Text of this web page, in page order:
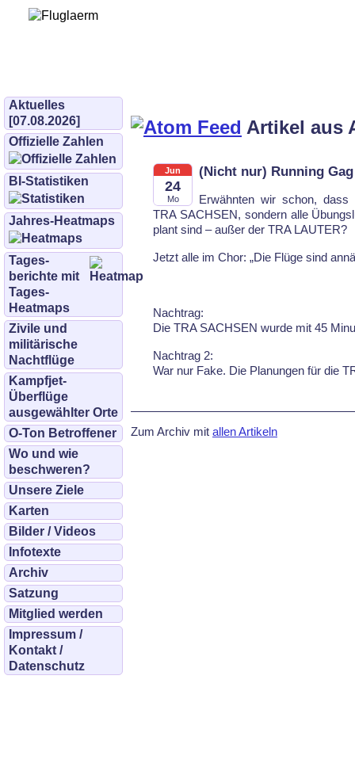
Aktuelles
[07.08.2026]
Offizielle Zahlen
BI-Statistiken
Jahres-Heatmaps
Tages­
berichte mit
Tages-
Heatmaps
Zivile und
militärische
Nachtflüge
Kampfjet-
Überflüge
ausgewählter Orte
O-Ton Betroffener
Wo und wie
beschweren?
Unsere Ziele
Karten
Bilder / Videos
Infotexte
Archiv
Satzung
Mitglied werden
Impressum /
Kontakt /
Datenschutz
Artikel aus
Jun
24
Mo
(Nicht nur) Running Gag
Er­wähn­ten wir schon, dass
TRA SACH­SEN, son­dern al­le
plant sind – au­ßer der TRA LAU­TER?
Jetzt al­le im Chor: „Die Flü­ge sind
Nach­trag:
Die TRA SACH­SEN wur­de mit 45
Nach­trag 2:
War nur Fa­ke. Die Pla­nun­gen für die
Zum Archiv mit allen Artikeln